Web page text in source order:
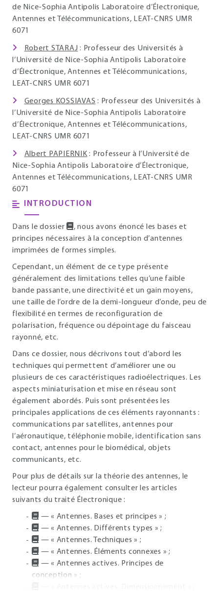
de Nice-Sophia Antipolis Laboratoire d’Électronique,
Antennes et Télécommunications, LEAT-CNRS UMR
6071
Robert STARAJ : Professeur des Universités à
l’Université de Nice-Sophia Antipolis Laboratoire
d’Électronique, Antennes et Télécommunications,
LEAT-CNRS UMR 6071
Georges KOSSIAVAS : Professeur des Universités à
l’Université de Nice-Sophia Antipolis Laboratoire
d’Électronique, Antennes et Télécommunications,
LEAT-CNRS UMR 6071
Albert PAPIERNIK : Professeur à l’Université de
Nice-Sophia Antipolis Laboratoire d’Électronique,
Antennes et Télécommunications, LEAT-CNRS UMR
6071
INTRODUCTION
Dans le dossier
, nous avons énoncé les bases et
principes nécessaires à la conception d’antennes
imprimées de formes simples.
Cependant, un élément de ce type présente
généralement des limitations telles qu’une faible
bande passante, une directivité et un gain moyens,
une taille de l’ordre de la demi-longueur d’onde, peu de
flexibilité en termes de reconfiguration de
polarisation, fréquence ou dépointage du faisceau
rayonné, etc.
Dans ce dossier, nous décrivons tout d’abord les
techniques qui permettent d’améliorer une ou
plusieurs de ces caractéristiques radioélectriques. Les
aspects miniaturisation et mise en réseau sont
également abordés. Puis sont présentées les
principales applications de ces éléments rayonnants :
communications par satellites, antennes pour
l’aéronautique, téléphonie mobile, identification sans
contact, antennes pour le biomédical, objets
communicants, etc.
Pour plus de détails sur la théorie des antennes, le
lecteur pourra également consulter les articles
suivants du traité Électronique :
— « Antennes. Bases et principes » ;
— « Antennes. Différents types » ;
— « Antennes. Techniques » ;
— « Antennes. Éléments connexes » ;
— « Antennes actives. Principes de
conception » ;